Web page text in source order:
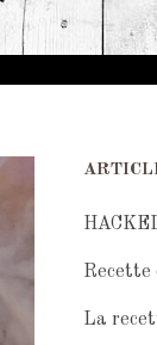
Recette
La